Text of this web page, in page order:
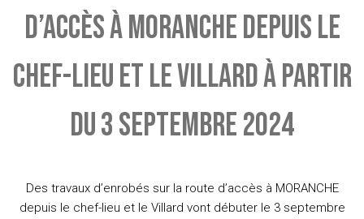
D’ACCÈS À MORANCHE DEPUIS LE
CHEF-LIEU ET LE VILLARD À PARTIR
DU 3 SEPTEMBRE 2024
Des travaux d’enrobés sur la route d’accès à MORANCHE
depuis le chef-lieu et le Villard vont débuter le 3 septembre